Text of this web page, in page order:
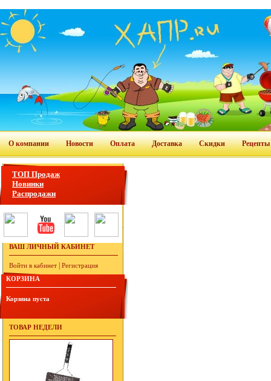
О компании Новости Оплата Доставка Скидки Рецепты
ТОП Продаж
Новинки
Распродажи
ВАШ ЛИЧНЫЙ КАБИНЕТ
Войти в кабинет
Регистрация
КОРЗИНА
Корзина пуста
ТОВАР НЕДЕЛИ